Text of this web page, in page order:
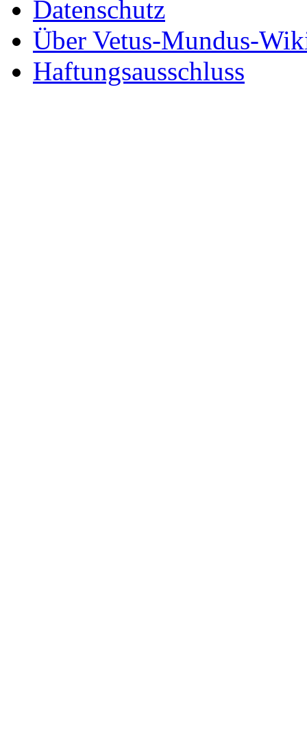
Datenschutz
Über Vetus-Mundus-
Haftungsausschluss